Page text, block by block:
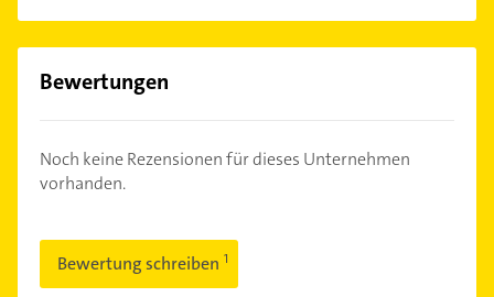
Bewertungen
Noch keine Rezensionen für dieses Unternehmen
vorhanden.
Bewertung schreiben